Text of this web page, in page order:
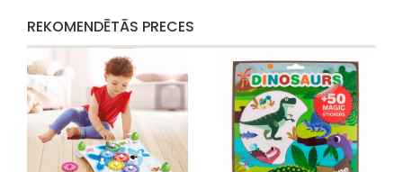
REKOMENDĒTĀS PRECES